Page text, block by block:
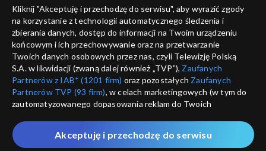
Opowieść włóczęgi, czyli
przypowieść o nieuczciwych
robotnikach
Czy świętujesz miłosierdzie?
Słowo na niedzielę
zgodnej modlitwie
Słowo na niedzielę
Kliknij "Akceptuję i przechodzę do serwisu", aby wyrazić zgody
na korzystanie z technologii automatycznego śledzenia i
zbierania danych, dostęp do informacji na Twoim urządzeniu
końcowym i ich przechowywanie oraz na przetwarzanie
Twoich danych osobowych przez nas, czyli Telewizję Polską
S.A. w likwidacji (zwaną dalej również „TVP”), Zaufanych
Partnerów z IAB* (1201 firm) oraz pozostałych Zaufanych
Partnerów TVP (93 firm), w celach marketingowych (w tym do
zautomatyzowanego dopasowania reklam do Twoich
które wskazujemy poniżej, a także zgody na udostępnianie
przez nas identyfikatora PPID do Google.
Akceptuję i przechodzę do serwisu